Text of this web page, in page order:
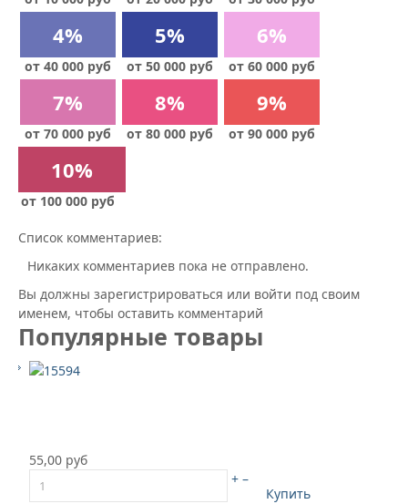
4%
от 40 000 руб
5%
от 50 000 руб
6%
от 60 000 руб
7%
от 70 000 руб
8%
от 80 000 руб
9%
от 90 000 руб
10%
от 100 000 руб
Список комментариев:
Никаких комментариев пока не отправлено.
Вы должны зарегистрироваться или войти под своим
именем, чтобы оставить комментарий
Популярные товары
55,00 руб
+ –
Купить